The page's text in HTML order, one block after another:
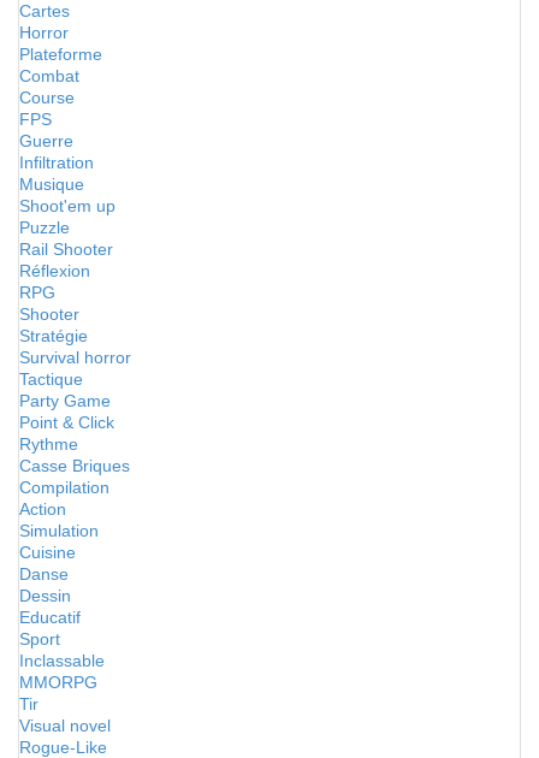
Cartes
Horror
Plateforme
Combat
Course
FPS
Guerre
Infiltration
Musique
Shoot'em up
Puzzle
Rail Shooter
Réflexion
RPG
Shooter
Stratégie
Survival horror
Tactique
Party Game
Point & Click
Rythme
Casse Briques
Compilation
Action
Simulation
Cuisine
Danse
Dessin
Educatif
Sport
Inclassable
MMORPG
Tir
Visual novel
Rogue-Like